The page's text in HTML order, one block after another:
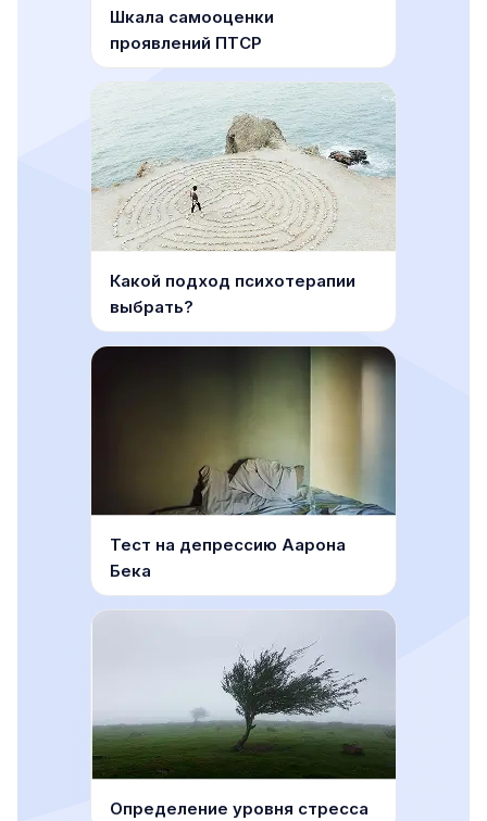
Шкала самооценки
проявлений ПТСР
Какой подход психотерапии
выбрать?
Тест на депрессию Аарона
Бека
Определение уровня стресса